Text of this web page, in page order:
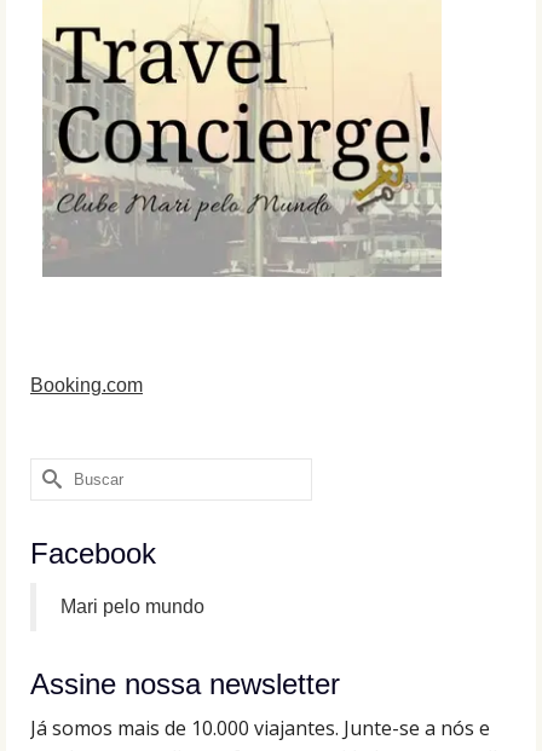
Booking.com
Buscar
por:
Facebook
Mari pelo mundo
Assine nossa newsletter